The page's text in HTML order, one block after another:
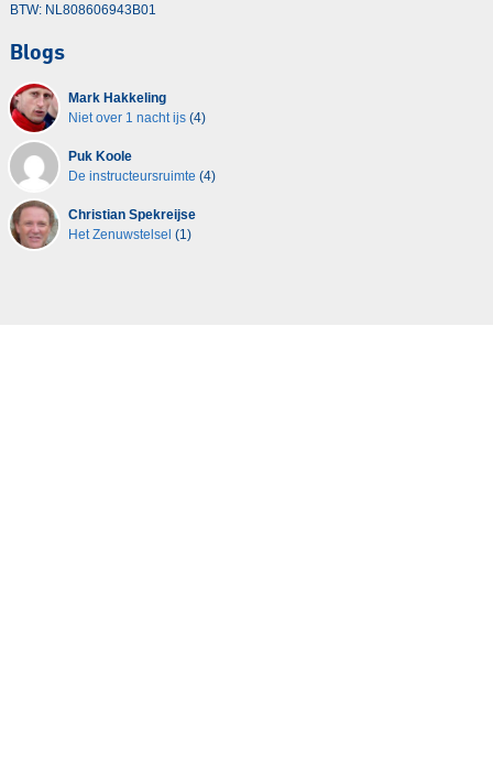
BTW: NL808606943B01
Blogs
Mark Hakkeling
Niet over 1 nacht ijs(4)
Puk Koole
De instructeursruimte (4)
Christian Spekreijse
Het Zenuwstelsel (1)